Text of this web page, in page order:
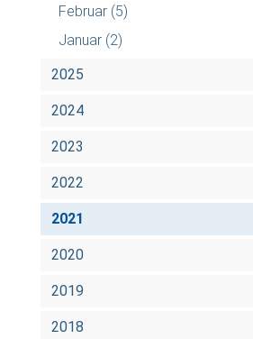
Februar (5)
Januar (2)
2025
2024
2023
2022
2021
2020
2019
2018